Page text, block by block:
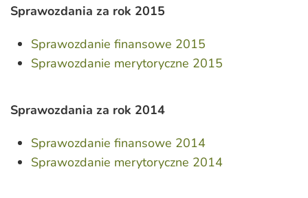
Sprawozdania za rok 2015
Sprawozdanie finansowe 2015
Sprawozdanie merytoryczne 2015
Sprawozdania za rok 2014
Sprawozdanie finansowe 2014
Sprawozdanie merytoryczne 2014